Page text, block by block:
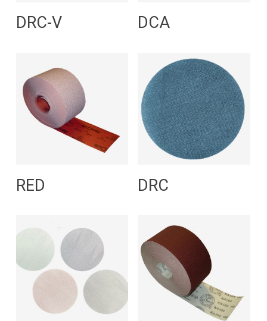
Leggi Tutto
DRC-V DCA
RED DRC